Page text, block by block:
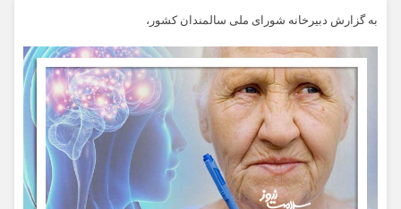
به گزارش دبیرخانه شورای ملی سالمندان کشور،